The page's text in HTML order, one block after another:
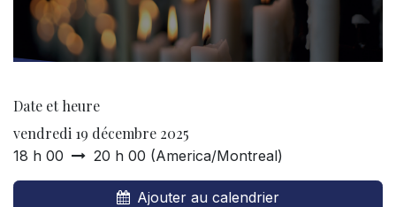
Date et heure
vendredi 19 décembre 2025
18 h 00 20 h 00 (America/Montreal)
Ajouter au calendrier